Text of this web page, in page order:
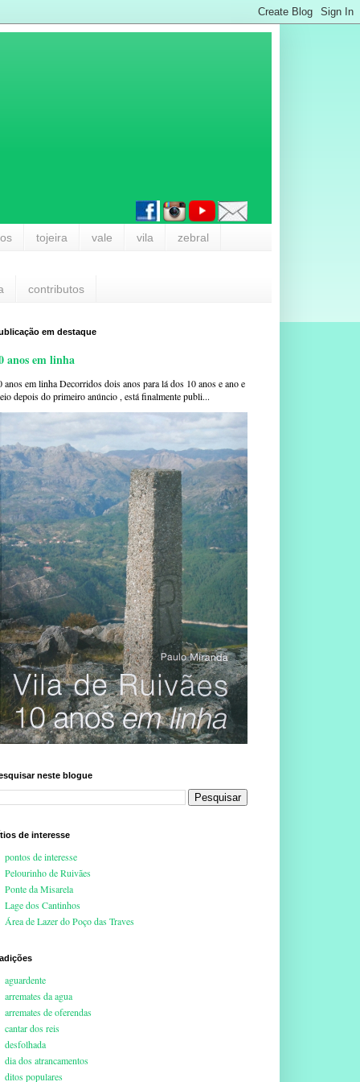
tojeira vale vila zebral
contributos
em destaque
anos em linha
anos em linha Decorridos dois anos para lá dos 10 anos e ano e
depois do primeiro anúncio , está finalmente publi...
neste blogue
de interesse
pontos de interesse
Pelourinho de Ruivães
Ponte da Misarela
Lage dos Cantinhos
Área de Lazer do Poço das Traves
aguardente
arremates da agua
arremates de oferendas
cantar dos reis
desfolhada
dia dos atrancamentos
ditos populares